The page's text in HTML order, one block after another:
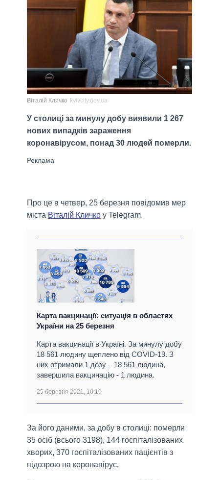
Віталій Кличко kyivcity.gov.ua
У столиці за минулу добу виявили 1 267
нових випадків зараження
коронавірусом, понад 30 людей померли.
Про це в четвер, 25 березня повідомив мер
міста Віталій Кличко у Telegram.
Карта вакцинації: ситуація в областях
України на 25 березня
Карта вакцинації в Україні. За минулу добу
18 561 людину щеплено від COVID-19. З
них отримали 1 дозу – 18 561 людина,
завершила вакцинацію - 1 людина.
25 березня 2021, 10:10
За його даними, за добу в столиці: померли
35 осіб (всього 3198), 144 госпіталізованих
хворих, 370 госпіталізованих пацієнтів з
підозрою на коронавірус.